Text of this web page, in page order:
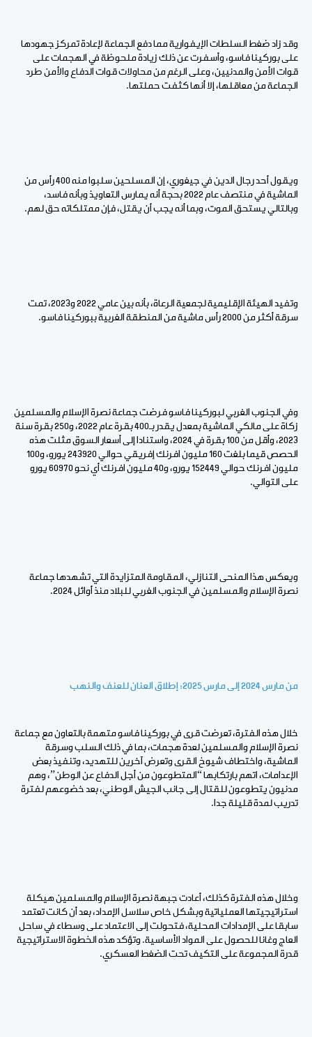
وقد زاد ضغط السلطات الإيفوارية مما دفع الجماعة لإعادة تمركز جهودها
على بوركينا فاسو، وأسفرت عن ذلك زيادة ملحوظة في الهجمات على
قوات الأمن والمدنيين، وعلى الرغم من محاولات قوات الدفاع والأمن طرد
الجماعة من معاقلها، إلا أنها كثفت حملتها.
ويقول أحد رجال الدين في جيغوري، إن المسلحين سلبوا منه 400 رأس من
الماشية في منتصف عام 2022 بحجة أنه يمارس التعاويذ وبأنه فاسد،
وبالتالي يستحق الموت، وبما أنه يجب أن يقتل، فإن ممتلكاته حق لهم.
وتفيد الهيئة الإقليمية لجمعية الرعاة، بأنه بين عامي 2022 و2023، تمت
سرقة أكثر من 2000 رأس ماشية من المنطقة الغربية ببوركينا فاسو.
وفي الجنوب الغربي لبوركينا فاسو فرضت جماعة نصرة الإسلام والمسلمين
زكاة على مالكي الماشية بمعدل يقدر بـ400 بقرة عام 2022، و250 بقرة سنة
2023، وأقل من 100 بقرة في 2024، واستنادا إلى أسعار السوق مثلت هذه
الحصص قيما بلغت 160 مليون افرنك إفريقي حوالي 243920 يورو، و100
مليون افرنك حوالي 152449 يورو، و40 مليون افرنك أي نحو 60970 يورو
على التوالي.
ويعكس هذا المنحى التنازلي، المقاومة المتزايدة التي تشهدها جماعة
نصرة الإسلام والمسلمين في الجنوب الغربي للبلاد منذ أوائل 2024.
من مارس 2024 إلى مارس 2025: إطلاق العنان للعنف والنهب
خلال هذه الفترة، تعرضت قرى في بوركينا فاسو متهمة بالتعاون مع جماعة
نصرة الإسلام والمسلمين لعدة هجمات، بما في ذلك السلب وسرقة
الماشية، واختطاف شيوخ القرى وتعرض آخرين للتهديد، وتنفيذ بعض
الإعدامات، اتهم بارتكابها “المتطوعون من أجل الدفاع عن الوطن”، وهم
مدنيون يتطوعون للقتال إلى جانب الجيش الوطني، بعد خضوعهم لفترة
تدريب لمدة قليلة جدا.
وخلال هذه الفترة كذلك، أعادت جبهة نصرة الإسلام والمسلمين هيكلة
استراتيجيتها العملياتية وبشكل خاص سلاسل الإمداد، بعد أن كانت تعتمد
سابقا على الإمدادات المحلية، فتحولت إلى الاعتماد على وسطاء في ساحل
العاج وغانا للحصول على المواد الأساسية. وتؤكد هذه الخطوة الاستراتيجية
قدرة المجموعة على التكيف تحت الضغط العسكري.